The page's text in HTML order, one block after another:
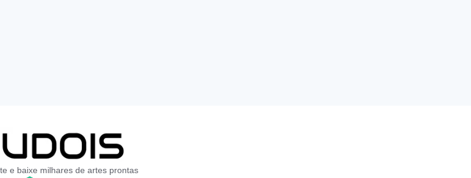
e baixe milhares de artes prontas